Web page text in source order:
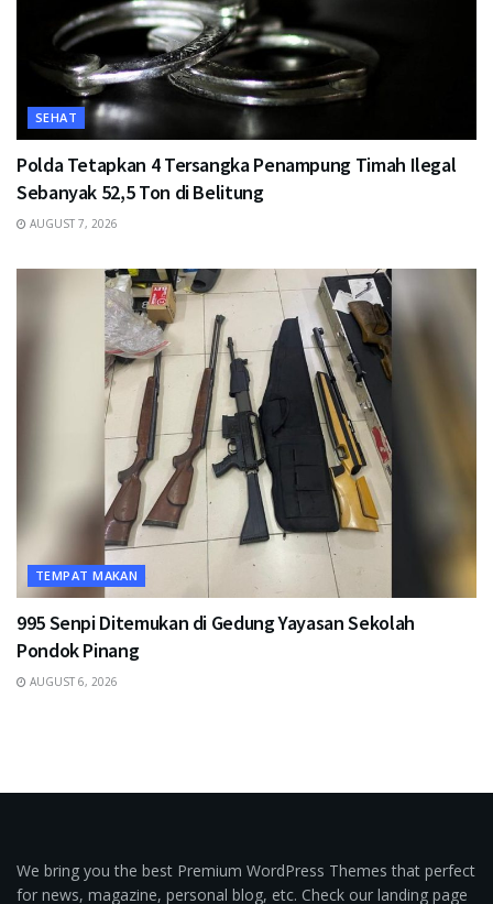
SEHAT
Polda Tetapkan 4 Tersangka Penampung Timah Ilegal
Sebanyak 52,5 Ton di Belitung
AUGUST 7, 2026
TEMPAT MAKAN
995 Senpi Ditemukan di Gedung Yayasan Sekolah
Pondok Pinang
AUGUST 6, 2026
We bring you the best Premium WordPress Themes that perfect
for news, magazine, personal blog, etc. Check our landing page